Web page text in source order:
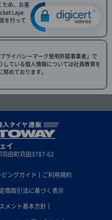
ため、お客
Laye
を行って
ライバシーマーク使用許諾事業者」で
している個人情報については社員教育を
めております。
イ
田町苅田3787-62
ングガイド
ご利用規約
商取引法に基づく表示
メント基本方針